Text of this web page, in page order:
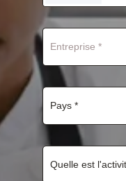
STATES
+1